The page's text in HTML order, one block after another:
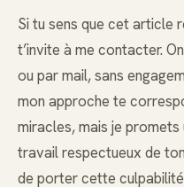
Si tu sens que cet article
t’invite à me contacter.
ou par mail, sans
mon approche te
miracles, mais je
travail respectueux de
de porter cette